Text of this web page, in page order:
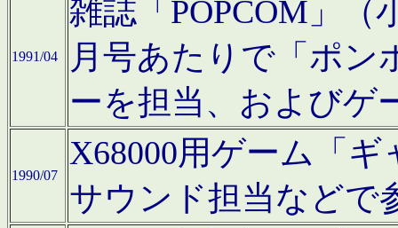
1991/04
雑誌「POPCOM」（
月号あたりで「ポン
ーを担当、およびゲ
1990/07
X68000用ゲーム「
サウンド担当などで